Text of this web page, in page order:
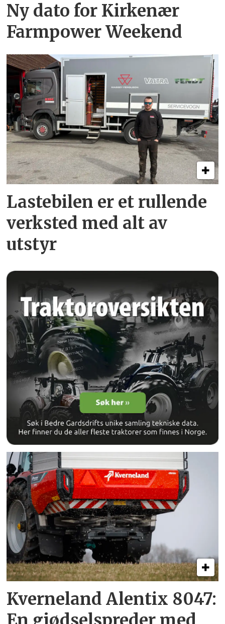
Ny dato for Kirkenær
Farmpower Weekend
Lastebilen er et rullende
verksted med alt av
utstyr
Kverneland Alentix 8047: